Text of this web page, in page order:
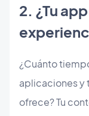
2. ¿Tu
¿Cuánto
aplicaciones y
ofrece? Tu